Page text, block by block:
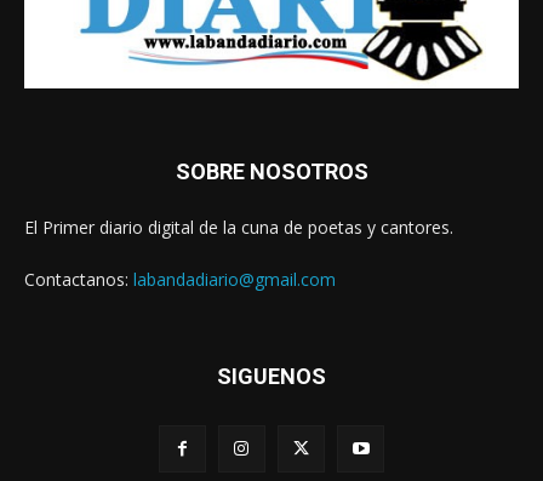
SOBRE NOSOTROS
El Primer diario digital de la cuna de poetas y cantores.
Contactanos: labandadiario@gmail.com
SIGUENOS